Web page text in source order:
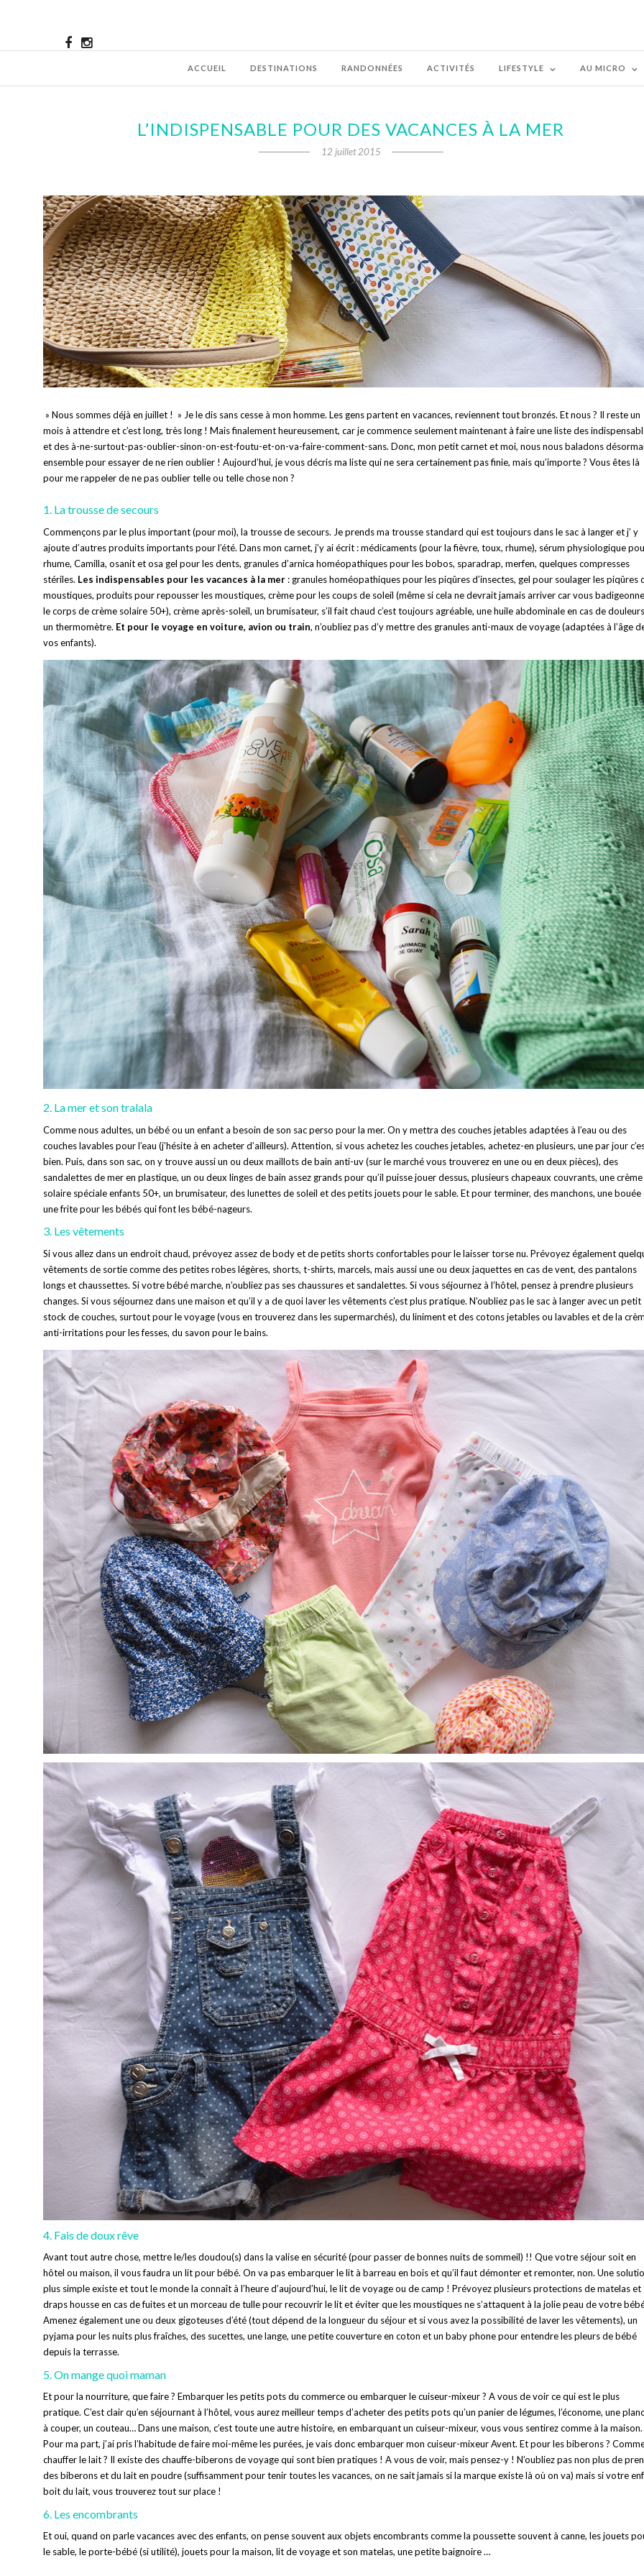
ACCUEIL DESTINATIONS RANDONNÉES ACTIVITÉS LIFESTYLE AU MICRO
L’INDISPENSABLE POUR DES VACANCES À LA MER
12 juillet 2015
» Nous sommes déjà en juillet ! » Je le dis sans cesse à mon homme. Les gens partent en vacances, reviennent tout bronzés. Et nous ? Il reste un
mois à attendre et c’est long, très long ! Mais finalement heureusement, car je commence seulement maintenant à faire une liste des
et des à-ne-surtout-pas-oublier-sinon-on-est-foutu-et-on-va-faire-comment-sans. Donc, mon petit carnet et moi, nous nous baladons
ensemble pour essayer de ne rien oublier ! Aujourd’hui, je vous décris ma liste qui ne sera certainement pas finie, mais qu’importe ? Vous êtes là
pour me rappeler de ne pas oublier telle ou telle chose non ?
1. La trousse de secours
Commençons par le plus important (pour moi), la trousse de secours. Je prends ma trousse standard qui est toujours dans le sac à langer et j’ y
ajoute d’autres produits importants pour l’été. Dans mon carnet, j’y ai écrit : médicaments (pour la fièvre, toux, rhume), sérum physiologique
rhume, Camilla, osanit et osa gel pour les dents, granules d’arnica homéopathiques pour les bobos, sparadrap, merfen, quelques compresses
stériles. Les indispensables pour les vacances à la mer : granules homéopathiques pour les piqûres d’insectes, gel pour soulager les piqûres
moustiques, produits pour repousser les moustiques, crème pour les coups de soleil (même si cela ne devrait jamais arriver car vous
le corps de crème solaire 50+), crème après-soleil, un brumisateur, s’il fait chaud c’est toujours agréable, une huile abdominale en cas de
un thermomètre. Et pour le voyage en voiture, avion ou train, n’oubliez pas d’y mettre des granules anti-maux de voyage (adaptées à l’âge
vos enfants).
2. La mer et son tralala
Comme nous adultes, un bébé ou un enfant a besoin de son sac perso pour la mer. On y mettra des couches jetables adaptées à l’eau ou des
couches lavables pour l’eau (j’hésite à en acheter d’ailleurs). Attention, si vous achetez les couches jetables, achetez-en plusieurs, une par jour
bien. Puis, dans son sac, on y trouve aussi un ou deux maillots de bain anti-uv (sur le marché vous trouverez en une ou en deux pièces), des
sandalettes de mer en plastique, un ou deux linges de bain assez grands pour qu’il puisse jouer dessus, plusieurs chapeaux couvrants, une crème
solaire spéciale enfants 50+, un brumisateur, des lunettes de soleil et des petits jouets pour le sable. Et pour terminer, des manchons, une bouée
une frite pour les bébés qui font les bébé-nageurs.
3. Les vêtements
Si vous allez dans un endroit chaud, prévoyez assez de body et de petits shorts confortables pour le laisser torse nu. Prévoyez également
vêtements de sortie comme des petites robes légères, shorts, t-shirts, marcels, mais aussi une ou deux jaquettes en cas de vent, des pantalons
longs et chaussettes. Si votre bébé marche, n’oubliez pas ses chaussures et sandalettes. Si vous séjournez à l’hôtel, pensez à prendre plusieurs
changes. Si vous séjournez dans une maison et qu’il y a de quoi laver les vêtements c’est plus pratique. N’oubliez pas le sac à langer avec un petit
stock de couches, surtout pour le voyage (vous en trouverez dans les supermarchés), du liniment et des cotons jetables ou lavables et de la
anti-irritations pour les fesses, du savon pour le bains.
4. Fais de doux rêve
Avant tout autre chose, mettre le/les doudou(s) dans la valise en sécurité (pour passer de bonnes nuits de sommeil) !! Que votre séjour soit en
hôtel ou maison, il vous faudra un lit pour bébé. On va pas embarquer le lit à barreau en bois et qu’il faut démonter et remonter, non. Une
plus simple existe et tout le monde la connaît à l’heure d’aujourd’hui, le lit de voyage ou de camp ! Prévoyez plusieurs protections de matelas et
draps housse en cas de fuites et un morceau de tulle pour recouvrir le lit et éviter que les moustiques ne s’attaquent à la jolie peau de votre
Amenez également une ou deux gigoteuses d’été (tout dépend de la longueur du séjour et si vous avez la possibilité de laver les vêtements), un
pyjama pour les nuits plus fraîches, des sucettes, une lange, une petite couverture en coton et un baby phone pour entendre les pleurs de bébé
depuis la terrasse.
5. On mange quoi maman
Et pour la nourriture, que faire ? Embarquer les petits pots du commerce ou embarquer le cuiseur-mixeur ? A vous de voir ce qui est le plus
pratique. C’est clair qu’en séjournant à l’hôtel, vous aurez meilleur temps d’acheter des petits pots qu’un panier de légumes, l’économe, une
à couper, un couteau… Dans une maison, c’est toute une autre histoire, en embarquant un cuiseur-mixeur, vous vous sentirez comme à la maison.
Pour ma part, j’ai pris l’habitude de faire moi-même les purées, je vais donc embarquer mon cuiseur-mixeur Avent. Et pour les biberons ?
chauffer le lait ? Il existe des chauffe-biberons de voyage qui sont bien pratiques ! A vous de voir, mais pensez-y ! N’oubliez pas non plus de
des biberons et du lait en poudre (suffisamment pour tenir toutes les vacances, on ne sait jamais si la marque existe là où on va) mais si votre
boit du lait, vous trouverez tout sur place !
6. Les encombrants
Et oui, quand on parle vacances avec des enfants, on pense souvent aux objets encombrants comme la poussette souvent à canne, les jouets
le sable, le porte-bébé (si utilité), jouets pour la maison, lit de voyage et son matelas, une petite baignoire …